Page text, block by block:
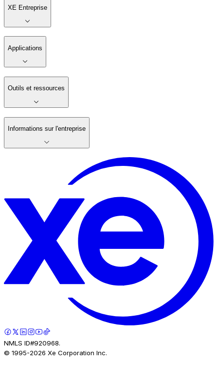
XE Entreprise
Applications
Outils et ressources
Informations sur l'entreprise
NMLS ID#920968.
© 1995-2026 Xe Corporation Inc.